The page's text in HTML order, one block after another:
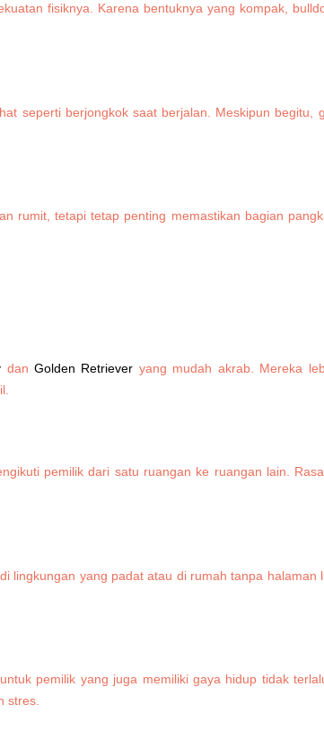
fisiknya. Karena bentuknya yang kompak,
seperti berjongkok saat berjalan. Meskipun begitu,
rumit, tetapi tetap penting memastikan bagian
danGolden Retriever yang mudah akrab. Mereka
pemilik dari satu ruangan ke ruangan lain.
yang padat atau di rumah tanpa halaman
pemilik yang juga memiliki gaya hidup tidak
stres.